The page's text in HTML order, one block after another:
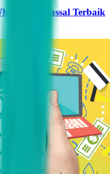
Massal Terbaik